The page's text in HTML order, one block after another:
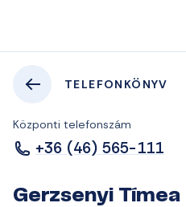
TELEFONKÖNYV
Központi telefonszám
+36 (46) 565-111
Gerzsenyi